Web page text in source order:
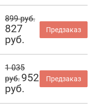
899 руб.
827
руб.
Предзаказ
1 035
руб. 952
руб.
Предзаказ